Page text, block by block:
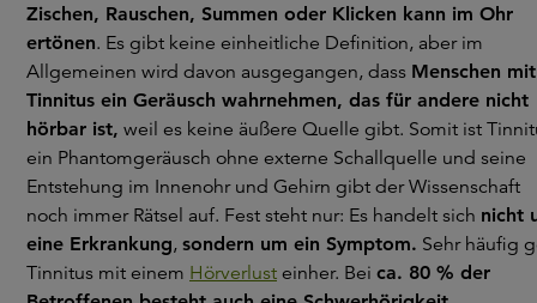
Zischen, Rauschen, Summen oder Klicken kann im Ohr
ertönen. Es gibt keine einheitliche Definition, aber im
Allgemeinen wird davon ausgegangen, dass Menschen mit
Tinnitus ein Geräusch wahrnehmen, das für andere nicht
hörbar ist, weil es keine äußere Quelle gibt. Somit ist
ein Phantomgeräusch ohne externe Schallquelle und seine
Entstehung im Innenohr und Gehirn gibt der Wissenschaft
noch immer Rätsel auf. Fest steht nur: Es handelt sich nicht
eine Erkrankung, sondern um ein Symptom. Sehr häufig
Tinnitus mit einem Hörverlust einher. Bei ca. 80 % der